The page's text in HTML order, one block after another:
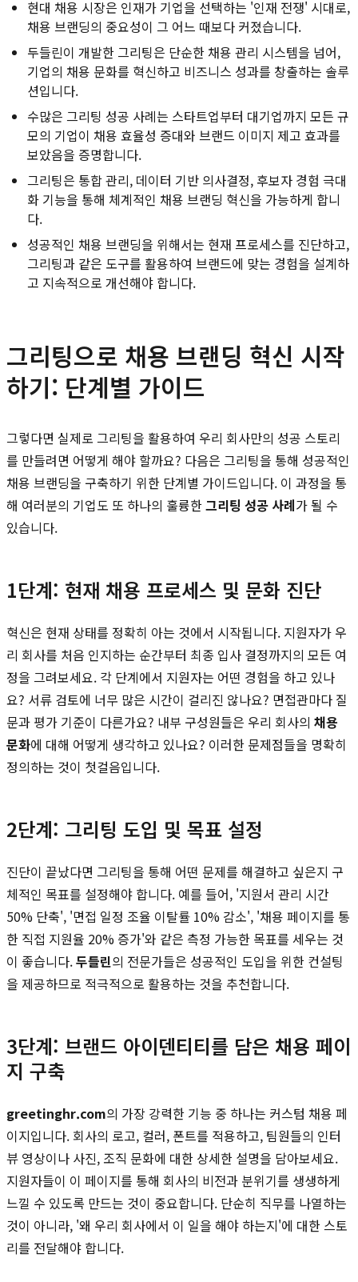
현대 채용 시장은 인재가 기업을 선택하는 '인재 전쟁' 시대로,
채용 브랜딩의 중요성이 그 어느 때보다 커졌습니다.
두들린이 개발한 그리팅은 단순한 채용 관리 시스템을 넘어,
기업의 채용 문화를 혁신하고 비즈니스 성과를 창출하는 솔루
션입니다.
수많은 그리팅 성공 사례는 스타트업부터 대기업까지 모든 규
모의 기업이 채용 효율성 증대와 브랜드 이미지 제고 효과를
보았음을 증명합니다.
그리팅은 통합 관리, 데이터 기반 의사결정, 후보자 경험 극대
화 기능을 통해 체계적인 채용 브랜딩 혁신을 가능하게 합니
다.
성공적인 채용 브랜딩을 위해서는 현재 프로세스를 진단하고,
그리팅과 같은 도구를 활용하여 브랜드에 맞는 경험을 설계하
고 지속적으로 개선해야 합니다.
그리팅으로 채용 브랜딩 혁신 시작
하기: 단계별 가이드
그렇다면 실제로 그리팅을 활용하여 우리 회사만의 성공 스토리
를 만들려면 어떻게 해야 할까요? 다음은 그리팅을 통해 성공적인
채용 브랜딩을 구축하기 위한 단계별 가이드입니다. 이 과정을 통
해 여러분의 기업도 또 하나의 훌륭한그리팅 성공 사례가 될 수
있습니다.
1단계: 현재 채용 프로세스 및 문화 진단
혁신은 현재 상태를 정확히 아는 것에서 시작됩니다. 지원자가 우
리 회사를 처음 인지하는 순간부터 최종 입사 결정까지의 모든 여
정을 그려보세요. 각 단계에서 지원자는 어떤 경험을 하고 있나
요? 서류 검토에 너무 많은 시간이 걸리진 않나요? 면접관마다 질
문과 평가 기준이 다른가요? 내부 구성원들은 우리 회사의 채용
문화에 대해 어떻게 생각하고 있나요? 이러한 문제점들을 명확히
정의하는 것이 첫걸음입니다.
2단계: 그리팅 도입 및 목표 설정
진단이 끝났다면 그리팅을 통해 어떤 문제를 해결하고 싶은지 구
체적인 목표를 설정해야 합니다. 예를 들어, '지원서 관리 시간
50% 단축', '면접 일정 조율 이탈률 10% 감소', '채용 페이지를 통
한 직접 지원율 20% 증가'와 같은 측정 가능한 목표를 세우는 것
이 좋습니다.두들린의 전문가들은 성공적인 도입을 위한 컨설팅
을 제공하므로 적극적으로 활용하는 것을 추천합니다.
3단계: 브랜드 아이덴티티를 담은 채용 페이
지 구축
greetinghr.com의 가장 강력한 기능 중 하나는 커스텀 채용 페
이지입니다. 회사의 로고, 컬러, 폰트를 적용하고, 팀원들의 인터
뷰 영상이나 사진, 조직 문화에 대한 상세한 설명을 담아보세요.
지원자들이 이 페이지를 통해 회사의 비전과 분위기를 생생하게
느낄 수 있도록 만드는 것이 중요합니다. 단순히 직무를 나열하는
것이 아니라, '왜 우리 회사에서 이 일을 해야 하는지'에 대한 스토
리를 전달해야 합니다.